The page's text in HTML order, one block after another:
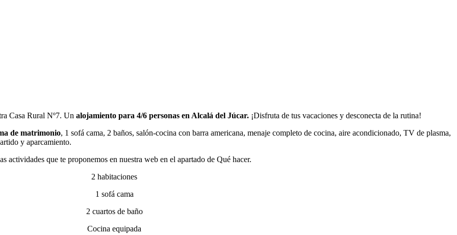
Casa Rural Nº7. Un alojamiento para 4/6 personas en Alcalá del Júcar. ¡Disfruta de tus vacaciones y desconecta de la rutina!
de matrimonio, 1 sofá cama, 2 baños, salón-cocina con barra americana, menaje completo de cocina, aire acondicionado, TV de plasma,
y aparcamiento.
actividades que te proponemos en nuestra web en el apartado de Qué hacer.
2 habitaciones
1 sofá cama
2 cuartos de baño
Cocina equipada